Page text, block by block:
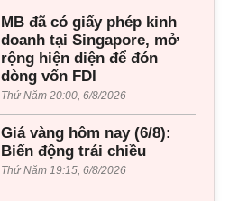
MB đã có giấy phép kinh
doanh tại Singapore, mở
rộng hiện diện để đón
dòng vốn FDI
Thứ Năm 20:00, 6/8/2026
Giá vàng hôm nay (6/8):
Biến động trái chiều
Thứ Năm 19:15, 6/8/2026